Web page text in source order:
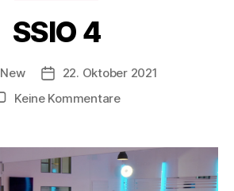
SSIO 4
New
22. Oktober 2021
Keine Kommentare